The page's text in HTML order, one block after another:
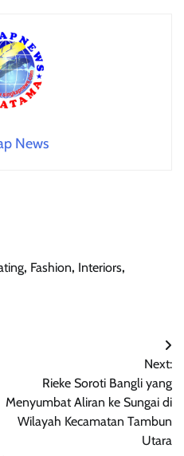
News
, Fashion, Interiors,
Next:
Rieke Soroti Bangli yang
Menyumbat Aliran ke Sungai di
Wilayah Kecamatan Tambun
Utara